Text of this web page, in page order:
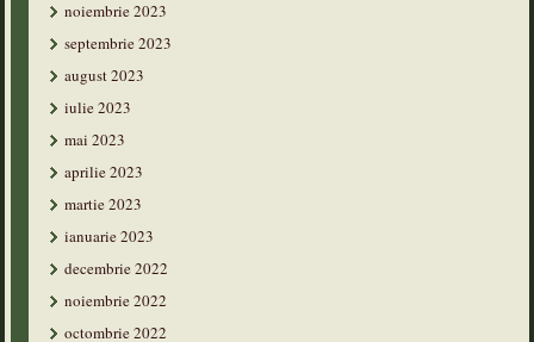
noiembrie 2023
septembrie 2023
august 2023
iulie 2023
mai 2023
aprilie 2023
martie 2023
ianuarie 2023
decembrie 2022
noiembrie 2022
octombrie 2022